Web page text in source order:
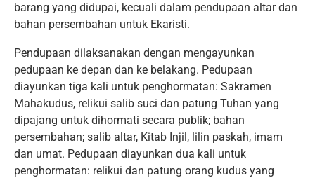
barang yang didupai, kecuali dalam pendupaan altar dan
bahan persembahan untuk Ekaristi.
Pendupaan dilaksanakan dengan mengayunkan
pedupaan ke depan dan ke belakang. Pedupaan
diayunkan tiga kali untuk penghormatan: Sakramen
Mahakudus, relikui salib suci dan patung Tuhan yang
dipajang untuk dihormati secara publik; bahan
persembahan; salib altar, Kitab Injil, lilin paskah, imam
dan umat. Pedupaan diayunkan dua kali untuk
penghormatan: relikui dan patung orang kudus yang